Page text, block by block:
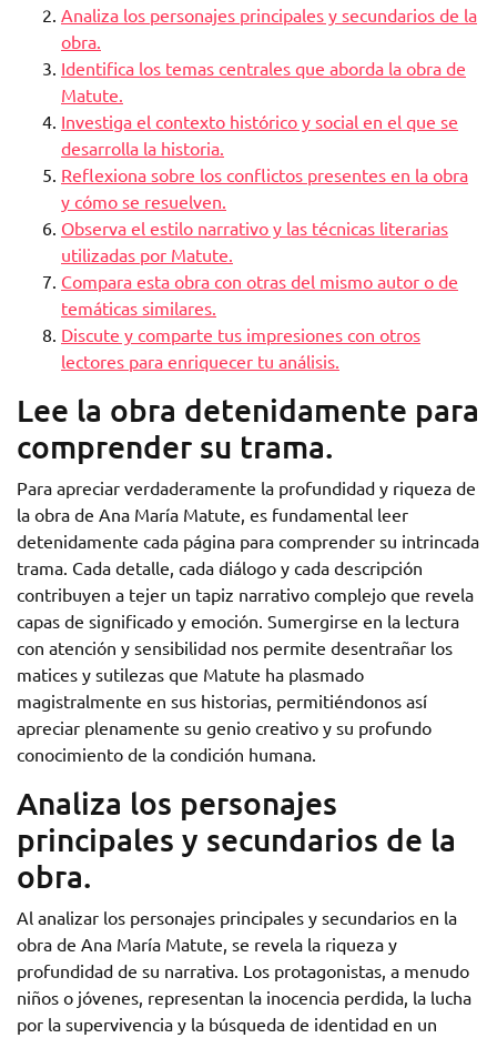
Analiza los personajes principales y secundarios de la
obra.
Identifica los temas centrales que aborda la obra de
Matute.
Investiga el contexto histórico y social en el que se
desarrolla la historia.
Reflexiona sobre los conflictos presentes en la obra
y cómo se resuelven.
Observa el estilo narrativo y las técnicas literarias
utilizadas por Matute.
Compara esta obra con otras del mismo autor o de
temáticas similares.
Discute y comparte tus impresiones con otros
lectores para enriquecer tu análisis.
Lee la obra detenidamente para
comprender su trama.
Para apreciar verdaderamente la profundidad y riqueza de
la obra de Ana María Matute, es fundamental leer
detenidamente cada página para comprender su intrincada
trama. Cada detalle, cada diálogo y cada descripción
contribuyen a tejer un tapiz narrativo complejo que revela
capas de significado y emoción. Sumergirse en la lectura
con atención y sensibilidad nos permite desentrañar los
matices y sutilezas que Matute ha plasmado
magistralmente en sus historias, permitiéndonos así
apreciar plenamente su genio creativo y su profundo
conocimiento de la condición humana.
Analiza los personajes
principales y secundarios de la
obra.
Al analizar los personajes principales y secundarios en la
obra de Ana María Matute, se revela la riqueza y
profundidad de su narrativa. Los protagonistas, a menudo
niños o jóvenes, representan la inocencia perdida, la lucha
por la supervivencia y la búsqueda de identidad en un